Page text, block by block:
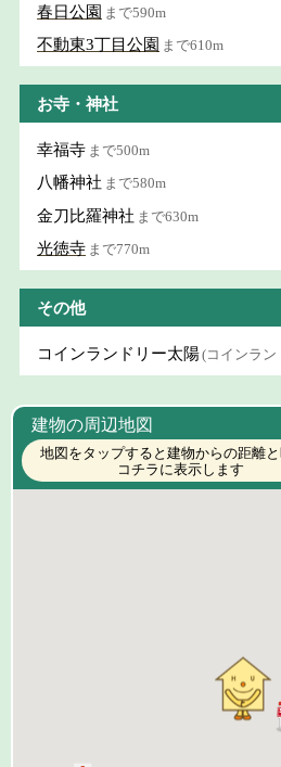
春日公園 まで590m
不動東3丁目公園 まで610m
お寺・神社
幸福寺 まで500m
八幡神社 まで580m
金刀比羅神社 まで630m
光徳寺 まで770m
その他
コインランドリー太陽(コインラン
建物の周辺地図
地図をタップすると建物からの距離
コチラに表示します